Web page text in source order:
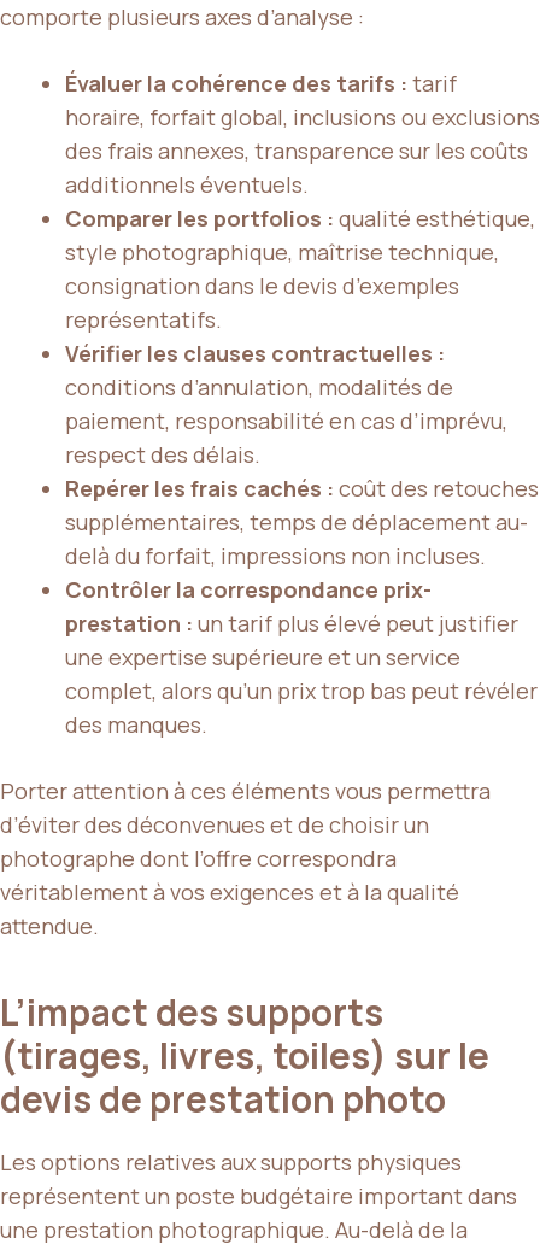
comporte plusieurs axes d’analyse :
Évaluer la cohérence des tarifs : tarif
horaire, forfait global, inclusions ou exclusions
des frais annexes, transparence sur les coûts
additionnels éventuels.
Comparer les portfolios : qualité esthétique,
style photographique, maîtrise technique,
consignation dans le devis d’exemples
représentatifs.
Vérifier les clauses contractuelles :
conditions d’annulation, modalités de
paiement, responsabilité en cas d’imprévu,
respect des délais.
Repérer les frais cachés : coût des retouches
supplémentaires, temps de déplacement au-
delà du forfait, impressions non incluses.
Contrôler la correspondance prix-
prestation : un tarif plus élevé peut justifier
une expertise supérieure et un service
complet, alors qu’un prix trop bas peut révéler
des manques.
Porter attention à ces éléments vous permettra
d’éviter des déconvenues et de choisir un
photographe dont l’offre correspondra
véritablement à vos exigences et à la qualité
attendue.
L’impact des supports
(tirages, livres, toiles) sur le
devis de prestation photo
Les options relatives aux supports physiques
représentent un poste budgétaire important dans
une prestation photographique. Au-delà de la